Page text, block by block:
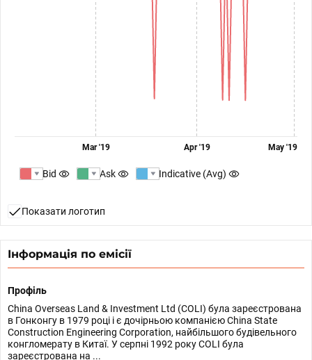
Mar '19 Apr '19 May '19
Bid Ask Indicative (Avg)
Показати логотип
Інформація по емісії
Профіль
China Overseas Land & Investment Ltd (COLI) була зареєстрована
в Гонконгу в 1979 році і є дочірньою компанією China State
Construction Engineering Corporation, найбільшого будівельного
конгломерату в Китаї. У серпні 1992 року COLI була
зареєстрована на ...